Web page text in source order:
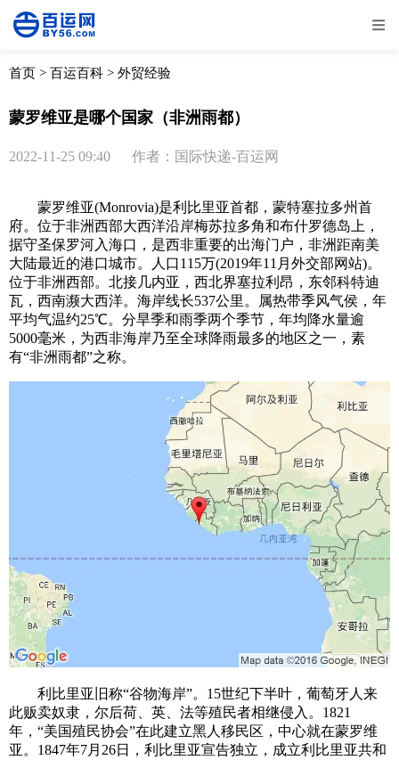
全部 物流资讯
取消 确定
首页 > 百运百科 > 外贸经验
蒙罗维亚是哪个国家（非洲雨都）
2022-11-25 09:40 作者：国际快递-百运网
蒙罗维亚(Monrovia)是利比里亚首都，蒙特塞拉多州首
府。位于非洲西部大西洋沿岸梅苏拉多角和布什罗德岛上，
据守圣保罗河入海口，是西非重要的出海门户，非洲距南美
大陆最近的港口城市。人口115万(2019年11月外交部网站)。
位于非洲西部。北接几内亚，西北界塞拉利昂，东邻科特迪
瓦，西南濒大西洋。海岸线长537公里。属热带季风气侯，年
平均气温约25℃。分旱季和雨季两个季节，年均降水量逾
5000毫米，为西非海岸乃至全球降雨最多的地区之一，素
有“非洲雨都”之称。
利比里亚旧称“谷物海岸”。15世纪下半叶，葡萄牙人来
此贩卖奴隶，尔后荷、英、法等殖民者相继侵入。1821
年，“美国殖民协会”在此建立黑人移民区，中心就在蒙罗维
亚。1847年7月26日，利比里亚宣告独立，成立利比里亚共和